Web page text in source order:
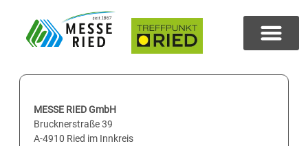
MESSE RIED GmbH
Brucknerstraße 39
A-4910 Ried im Innkreis